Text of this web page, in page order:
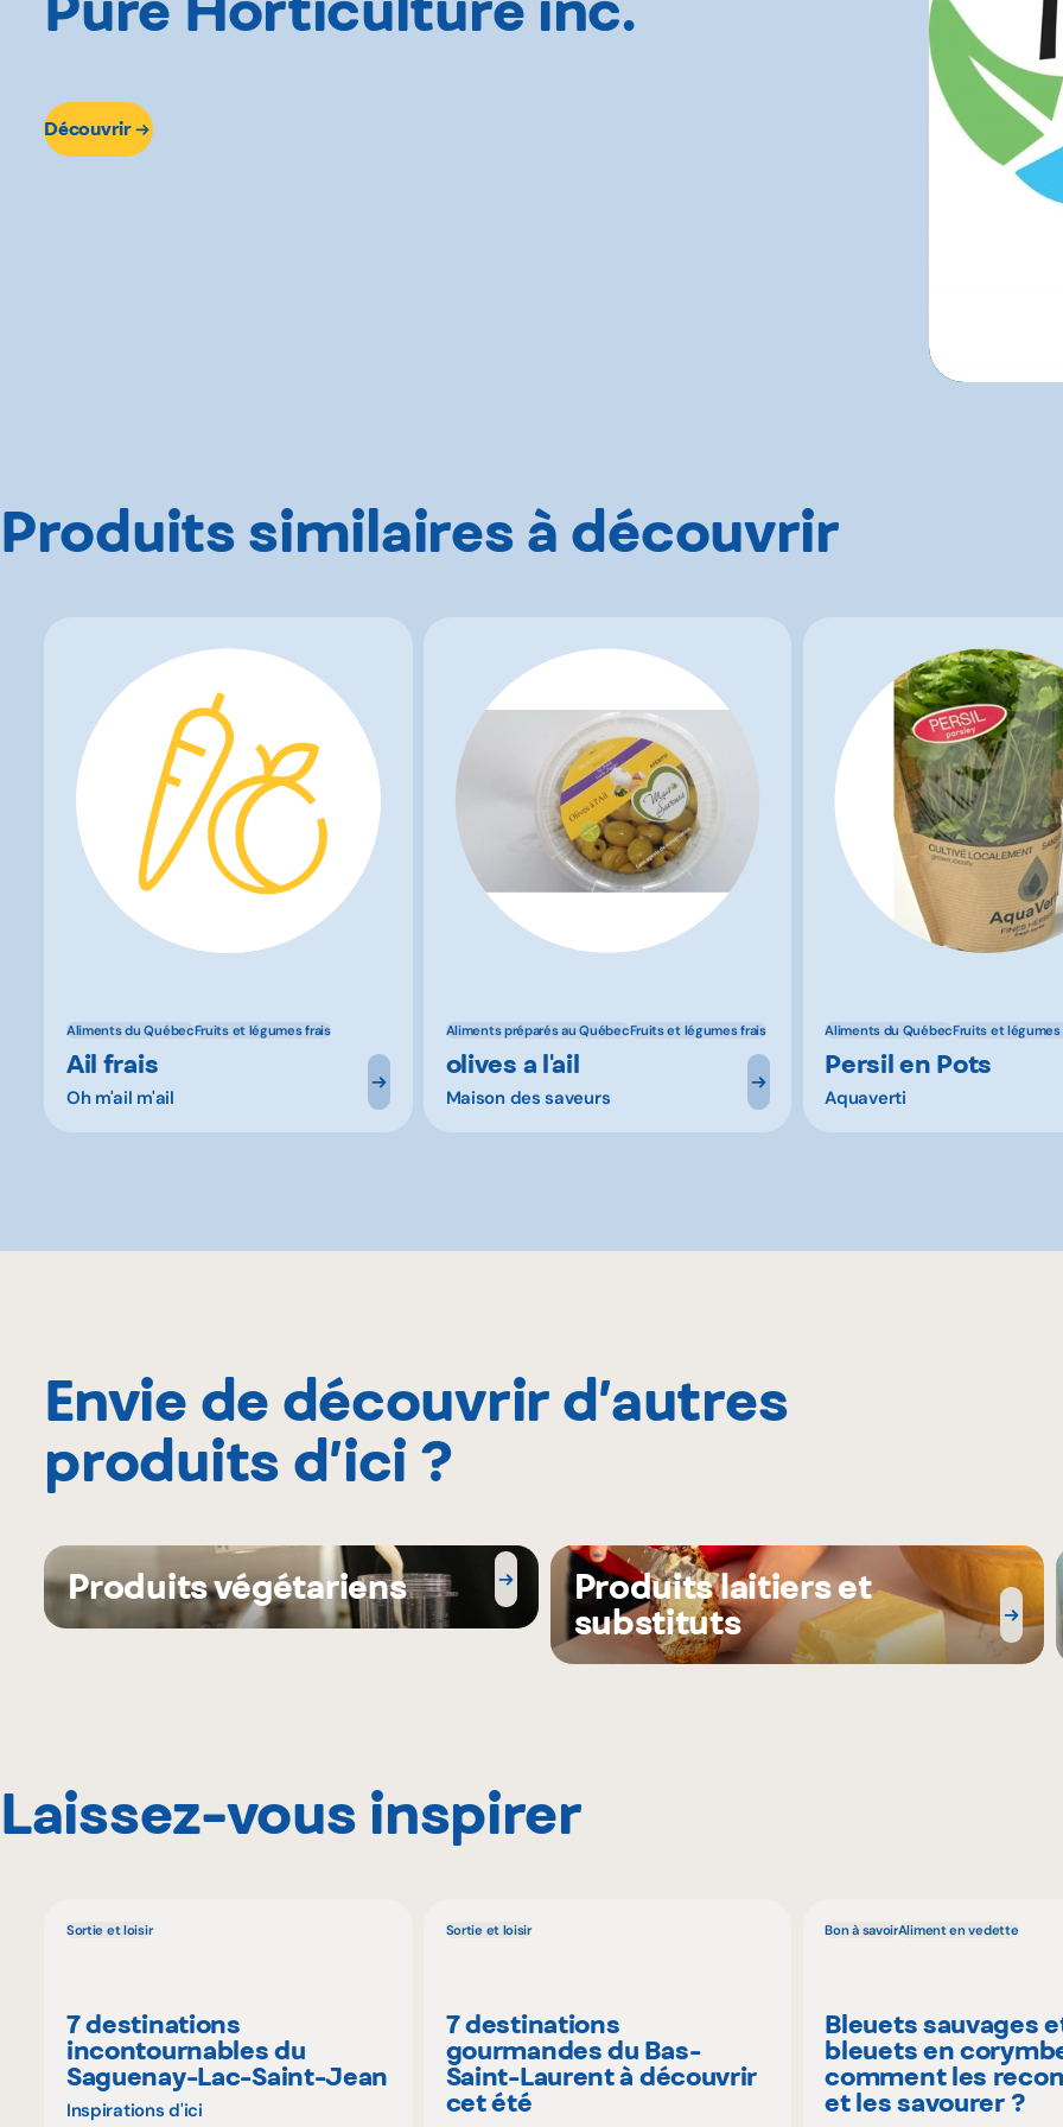
Découvrir
Produits similaires à découvrir
Aliments du QuébecFruits et légumes frais
Ail frais
Oh m'ail m'ail
Aliments préparés au QuébecFruits et légumes frais
olives a l'ail
Maison des saveurs
Aliments du QuébecFruits et légumes
Persil en Pots
Aquaverti
Envie de découvrir d’autres
produits d’ici ?
Produits végétariens
Produits laitiers et
substituts
Laissez-vous inspirer
Sortie et loisir
7 destinations
incontournables du
Saguenay-Lac-Saint-Jean
Inspirations d'ici
Sortie et loisir
7 destinations
gourmandes du Bas-
Saint-Laurent à découvrir
cet été
Bon à savoirAliment en vedette
Bleuets sauvages
bleuets en
comment les
et les savourer ?